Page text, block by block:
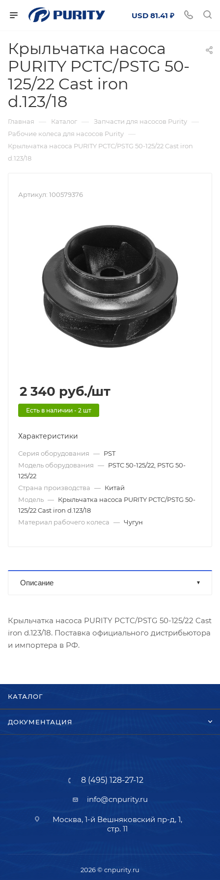
USD 81.41 ₽
Крыльчатка насоса
PURITY PCTC/PSTG 50-
125/22 Cast iron
d.123/18
Главная — Каталог — Запчасти для насосов Purity —
Рабочие колеса для насосов Purity —
Крыльчатка насоса PURITY PCTC/PSTG 50-125/22 Cast iron
d.123/18
Артикул: 100579376
2 340 руб./шт
Есть в наличии - 2 шт
Характеристики
Серия оборудования — PST
Модель оборудования — PSTC 50-125/22, PSTG 50-
125/22
Страна производства — Китай
Модель — Крыльчатка насоса PURITY PCTC/PSTG 50-
125/22 Cast iron d.123/18
Материал рабочего колеса — Чугун
Описание
Крыльчатка насоса PURITY PCTC/PSTG 50-125/22 Cast
iron d.123/18. Поставка официального дистрибьютора
и импортера в РФ.
КАТАЛОГ
ДОКУМЕНТАЦИЯ
8 (495) 128-27-12
info@cnpurity.ru
Москва, 1-й Вешняковский пр-д, 1,
стр. 11
2026 © cnpurity.ru